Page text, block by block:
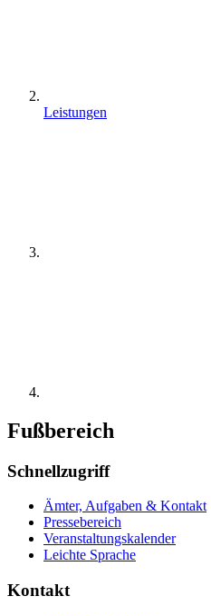
Leistungen
Fußbereich
Schnellzugriff
Ämter, Aufgaben & Kontakt
Pressebereich
Veranstaltungskalender
Leichte Sprache
Kontakt